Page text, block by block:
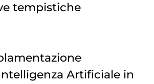
tempistiche
Artificiale in